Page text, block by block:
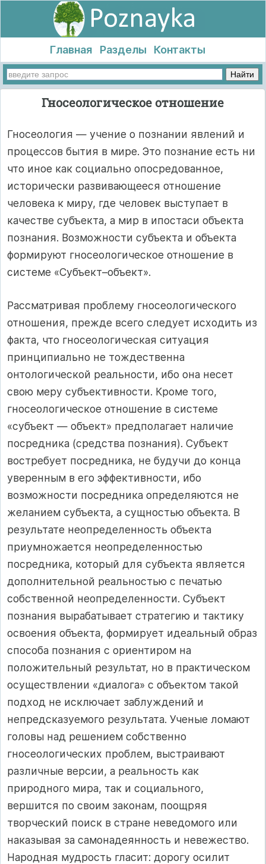
Главная Разделы Контакты
Гносеологическое отношение
Гносеология — учение о познании явлений и
процессов бытия в мире. Это познание есть ни
что иное как социально опосредованное,
исторически развивающееся отношение
человека к миру, где человек выступает в
качестве субъекта, а мир в ипостаси объекта
познания. Возможности субъекта и объекта
формируют гносеологическое отношение в
системе «Субъект–объект».
Рассматривая проблему гносеологического
отношения, прежде всего следует исходить из
факта, что гносеологическая ситуация
принципиально не тождественна
онтологической реальности, ибо она несет
свою меру субъективности. Кроме того,
гносеологическое отношение в системе
«субъект — объект» предполагает наличие
посредника (средства познания). Субъект
востребует посредника, не будучи до конца
уверенным в его эффективности, ибо
возможности посредника определяются не
желанием субъекта, а сущностью объекта. В
результате неопределенность объекта
приумножается неопределенностью
посредника, который для субъекта является
дополнительной реальностью с печатью
собственной неопределенности. Субъект
познания вырабатывает стратегию и тактику
освоения объекта, формирует идеальный образ
способа познания с ориентиром на
положительный результат, но в практическом
осуществлении «диалога» с объектом такой
подход не исключает заблуждений и
непредсказуемого результата. Ученые ломают
головы над решением собственно
гносеологических проблем, выстраивают
различные версии, а реальность как
природного мира, так и социального,
вершится по своим законам, поощряя
творческий поиск в стране неведомого или
наказывая за самонадеянность и невежество.
Народная мудрость гласит: дорогу осилит